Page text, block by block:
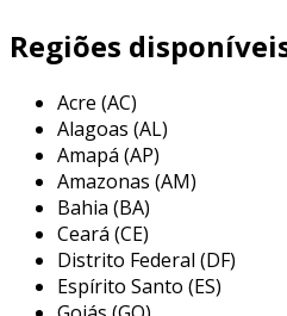
acoplamentos de pneu uma
para a ligação entre eixos de
máquinas.
a acopmax acoplamentos é
recém-criada, dedicada a
acoplamentos para uma ampla
indústrias. apesar de sua
equipe do setor comercial
década de experiência no
Regiões
Acre (AC)
Alagoas (AL)
Amapá (AP)
Amazonas (AM)
Bahia (BA)
Ceará (CE)
Distrito Federal (DF)
Espírito Santo (ES)